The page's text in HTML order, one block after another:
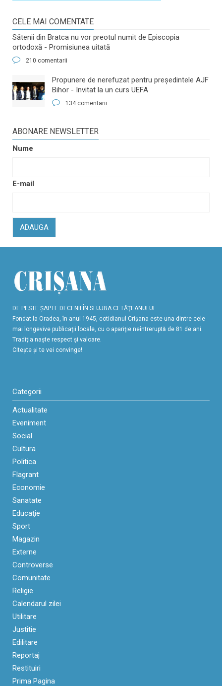
CELE MAI COMENTATE
Sătenii din Bratca nu vor preotul numit de Episcopia
ortodoxă - Promisiunea uitată
210 comentarii
​Propunere de nerefuzat pentru preşedintele AJF
Bihor - Invitat la un curs UEFA
134 comentarii
ABONARE NEWSLETTER
Nume
E-mail
ADAUGA
DE PESTE ŞAPTE DECENII ÎN SLUJBA CETĂŢEANULUI
Fondat la Oradea, în anul 1945, cotidianul Crişana este una dintre cele
mai longevive publicaţii locale, cu o apariţie neîntreruptă de 81 de ani.
Tradiţia naşte respect şi valoare.
Citeşte şi te vei convinge!
Categorii
Actualitate
Eveniment
Social
Cultura
Politica
Flagrant
Economie
Sanatate
Educaţie
Sport
Magazin
Externe
Controverse
Comunitate
Religie
Calendarul zilei
Utilitare
Justitie
Edilitare
Reportaj
Restituiri
Prima Pagina